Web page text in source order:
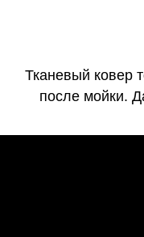
Тканевый ковер
после мойки.